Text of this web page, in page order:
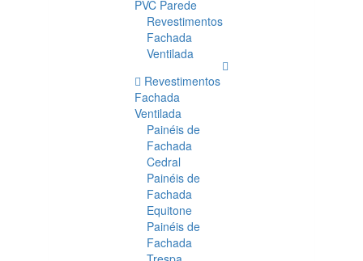
PVC Parede
Revestimentos
Fachada
Ventilada
Revestimentos
Fachada
Ventilada
Painéis de
Fachada
Cedral
Painéis de
Fachada
Equitone
Painéis de
Fachada